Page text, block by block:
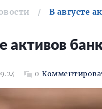
В августе
активов
0